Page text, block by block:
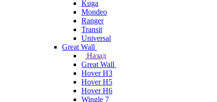
Kuga
Mondeo
Ranger
Transit
Universal
Great Wall
Назад
Great Wall
Hover H3
Hover H5
Hover H6
Wingle 7